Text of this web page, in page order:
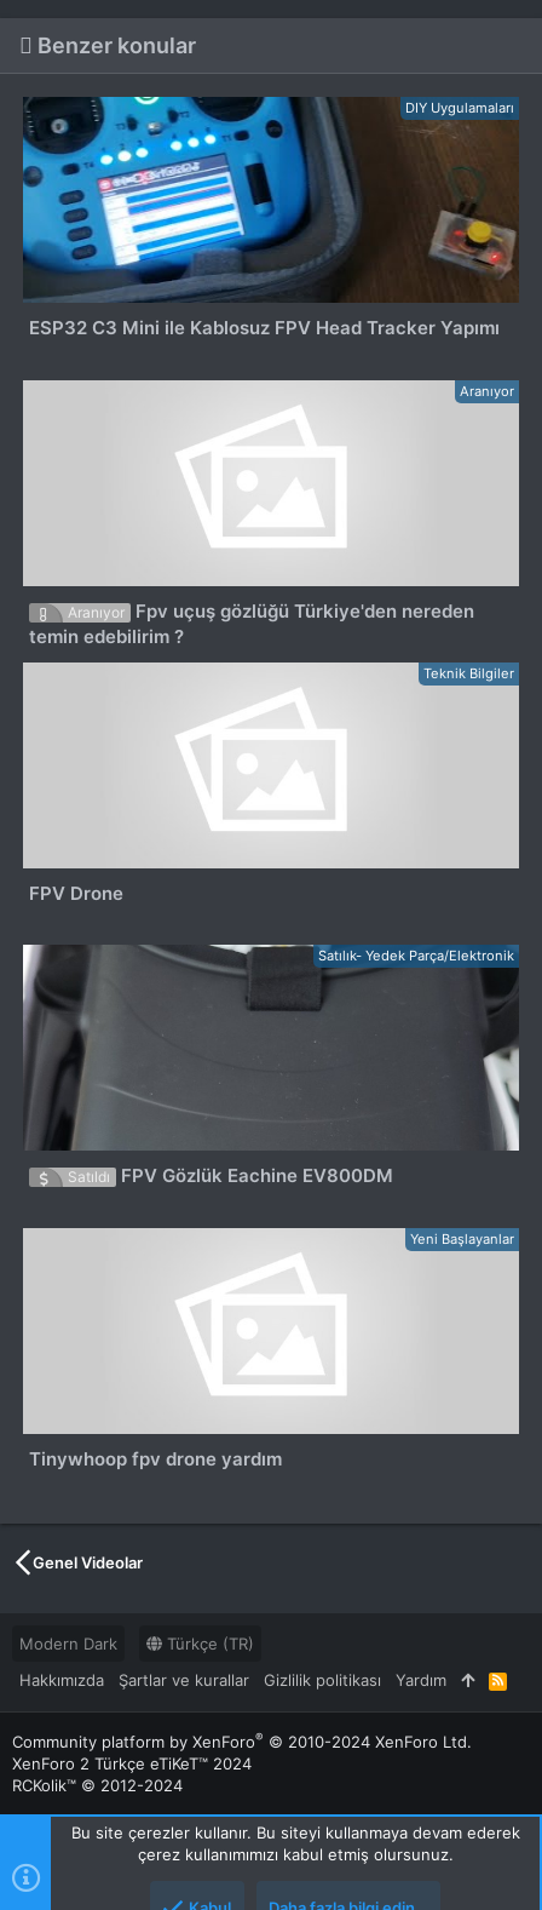
Benzer konular
DIY Uygulamaları
ESP32 C3 Mini ile Kablosuz FPV Head Tracker Yapımı
Aranıyor
Aranıyor
Fpv uçuş gözlüğü Türkiye'den nereden
temin edebilirim ?
Teknik Bilgiler
FPV Drone
Satılık- Yedek Parça/Elektronik
Satıldı FPV Gözlük Eachine EV800DM
Yeni Başlayanlar
Tinywhoop fpv drone yardım
Genel Videolar
Modern Dark
Türkçe (TR)
Hakkımızda
Şartlar ve kurallar Gizlilik politikası Yardım
R
S
S
Community platform by XenForo® © 2010-2024 XenForo Ltd.
XenForo 2 Türkçe eTiKeT™ 2024
RCKolik™ © 2012-2024
Bu site çerezler kullanır. Bu siteyi kullanmaya devam ederek
çerez kullanımımızı kabul etmiş olursunuz.